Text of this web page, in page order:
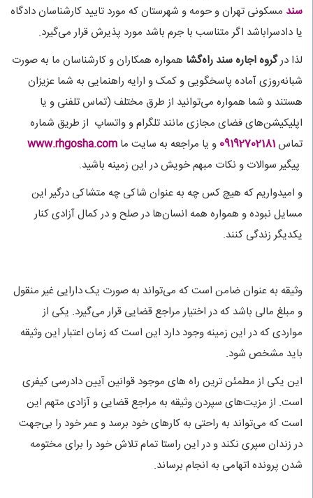
سند مسکونی تهران و حومه و شهرستان که مورد تایید کارشناسان دادگاه
یا دادسراباشد اگر متناسب با جرم باشد مورد پذیرش قرار می‌گیرد.
لذا درگروه اجاره سند راه‌گشا همواره همکاران و کارشناسان ما به صورت
شبانه‌روزی آماده پاسخگویی و کمک و ارایه راهنمایی به شما عزیزان
هستند و شما همواره می‌توانید از طرق مختلف (تماس تلفنی و یا
اپلیکیشن‌های فضای مجازی مانند تلگرام و واتساپ از طریق شماره
تماس 09192702181 و یا مراجعه به سایت ما www.rhgosha.com
پیگیر سوالات و نکات مبهم خویش در این زمینه باشید.
و امیدواریم که هیچ کس چه به عنوان شاکی چه متشاکی درگیر این
مسایل نبوده و همواره همه انسان‌ها در صلح و در کمال آزادی کنار
یکدیگر زندگی کنند.
وثیقه به عنوان ضامن است که می‌تواند به صورت یک دارایی غیر منقول
و مبلغ مالی باشد که در اختیار مراجع قضایی قرار می‌گیرد. یکی از
مواردی که در این زمینه وجود دارد این است که زمان اعتبار این وثیقه
باید مشخص شود.
این یکی از مطمئن ترین راه‌ های موجود قوانین آیین دادرسی کیفری
است. از مزیت‌های سپردن وثیقه به مراجع قضایی و آزادی متهم این
است که می‌تواند به راحتی به کارهای خود برسد و عمر خود را بی‌جهت
در زندان سپری نکند و در این راستا تمام تلاش خود را برای مختومه
شدن پرونده اتهامی به انجام برساند.